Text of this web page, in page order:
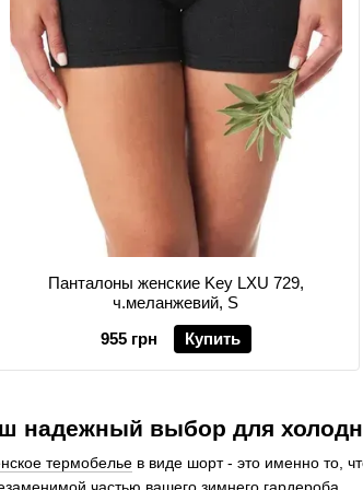
надежный выбор для
термобелье в виде шорт - это именно то,
Панталоны женские Key LXU 729,
ч.меланжевий, S
955 грн
Купить